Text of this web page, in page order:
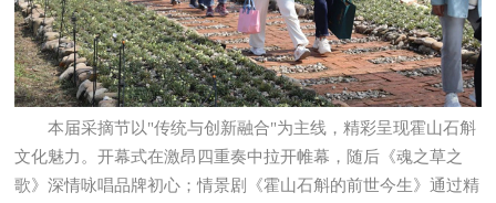
本届采摘节以"传统与创新融合"为主线，精彩呈现霍山石斛
文化魅力。开幕式在激昂四重奏中拉开帷幕，随后《魂之草之
歌》深情咏唱品牌初心；情景剧《霍山石斛的前世今生》通过精